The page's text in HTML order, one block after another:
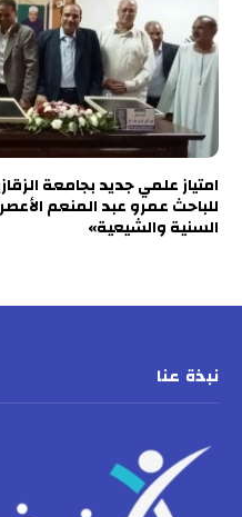
امتياز علمي جديد بجامعة
للباحث عمرو عبد المنعم
السنية والشيعية»
نبذة عنا